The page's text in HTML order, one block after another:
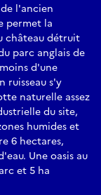
l'ancien
permet la
château détruit
parc anglais de
d'une
ruisseau s'y
naturelle assez
du site,
humides et
6 hectares,
Une oasis au
et 5 ha